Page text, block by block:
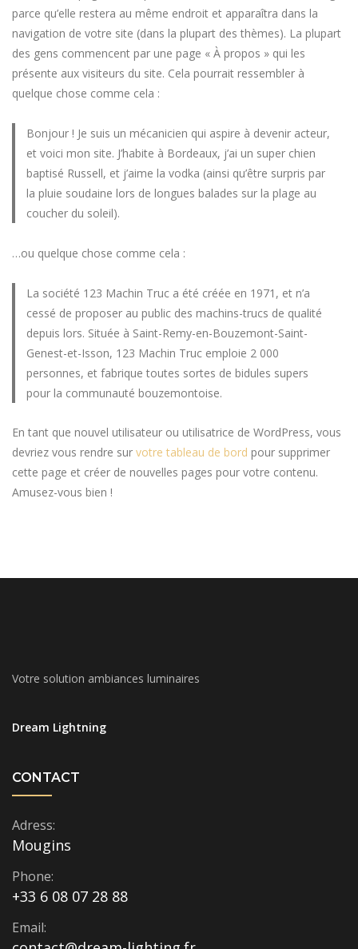
parce qu’elle restera au même endroit et apparaîtra dans la
navigation de votre site (dans la plupart des thèmes). La plupart
des gens commencent par une page « À propos » qui les
présente aux visiteurs du site. Cela pourrait ressembler à
quelque chose comme cela :
Bonjour ! Je suis un mécanicien qui aspire à devenir acteur,
et voici mon site. J’habite à Bordeaux, j’ai un super chien
baptisé Russell, et j’aime la vodka (ainsi qu’être surpris par
la pluie soudaine lors de longues balades sur la plage au
coucher du soleil).
…ou quelque chose comme cela :
La société 123 Machin Truc a été créée en 1971, et n’a
cessé de proposer au public des machins-trucs de qualité
depuis lors. Située à Saint-Remy-en-Bouzemont-Saint-
Genest-et-Isson, 123 Machin Truc emploie 2 000
personnes, et fabrique toutes sortes de bidules supers
pour la communauté bouzemontoise.
En tant que nouvel utilisateur ou utilisatrice de WordPress, vous
devriez vous rendre sur votre tableau de bord pour supprimer
cette page et créer de nouvelles pages pour votre contenu.
Amusez-vous bien !
Votre solution ambiances luminaires
Dream Lightning
CONTACT
Adress:
Mougins
Phone:
+33 6 08 07 28 88
Email: